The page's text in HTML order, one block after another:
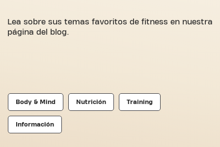
Lea sobre sus temas favoritos de fitness en nuestra
página del blog.
Body & Mind Nutrición Training
Información